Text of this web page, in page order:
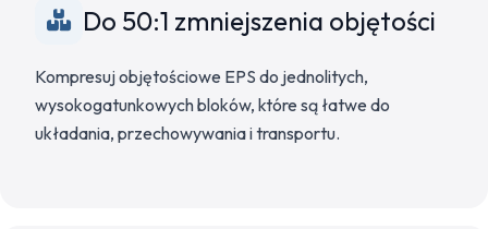
Do 50:1 zmniejszenia objętości
Kompresuj objętościowe EPS do jednolitych,
wysokogatunkowych bloków, które są łatwe do
układania, przechowywania i transportu.